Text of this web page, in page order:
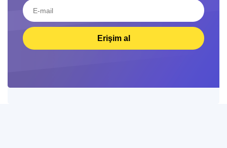
Erişim al